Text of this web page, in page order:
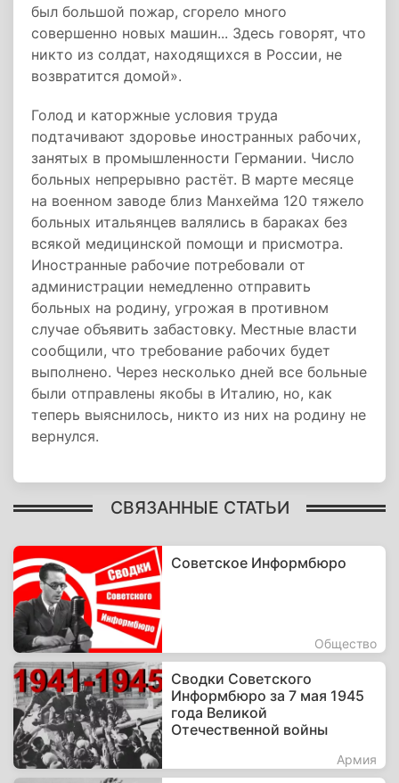
был большой пожар, сгорело много
совершенно новых машин... Здесь говорят, что
никто из солдат, находящихся в России, не
возвратится домой».
Голод и каторжные условия труда
подтачивают здоровье иностранных рабочих,
занятых в промышленности Германии. Число
больных непрерывно растёт. В марте месяце
на военном заводе близ Манхейма 120 тяжело
больных итальянцев валялись в бараках без
всякой медицинской помощи и присмотра.
Иностранные рабочие потребовали от
администрации немедленно отправить
больных на родину, угрожая в противном
случае объявить забастовку. Местные власти
сообщили, что требование рабочих будет
выполнено. Через несколько дней все больные
были отправлены якобы в Италию, но, как
теперь выяснилось, никто из них на родину не
вернулся.
СВЯЗАННЫЕ СТАТЬИ
Советское Информбюро
Общество
Сводки Советского
Информбюро за 7 мая 1945
года Великой
Отечественной войны
Армия